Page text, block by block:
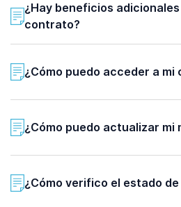
¿Hay beneficios
contrato?
¿Cómo puedo acceder a
¿Cómo puedo actualizar mi
¿Cómo verifico el estado